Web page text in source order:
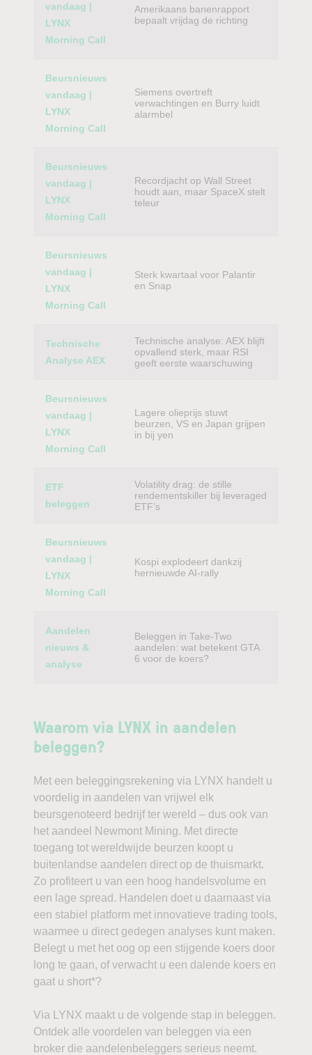
vandaag |
LYNX
Morning Call
Amerikaans banenrapport
bepaalt vrijdag de richting
Beursnieuws
vandaag |
LYNX
Morning Call
Siemens overtreft
verwachtingen en Burry luidt
alarmbel
Beursnieuws
vandaag |
LYNX
Morning Call
Recordjacht op Wall Street
houdt aan, maar SpaceX stelt
teleur
Beursnieuws
vandaag |
LYNX
Morning Call
Sterk kwartaal voor Palantir
en Snap
Technische
Analyse AEX
Technische analyse: AEX blijft
opvallend sterk, maar RSI
geeft eerste waarschuwing
Beursnieuws
vandaag |
LYNX
Morning Call
Lagere olieprijs stuwt
beurzen, VS en Japan grijpen
in bij yen
ETF
beleggen
Volatility drag: de stille
rendementskiller bij leveraged
ETF’s
Beursnieuws
vandaag |
LYNX
Morning Call
Kospi explodeert dankzij
hernieuwde AI-rally
Aandelen
nieuws &
analyse
Beleggen in Take-Two
aandelen: wat betekent GTA
6 voor de koers?
Waarom via LYNX in aandelen
beleggen?
Met een beleggingsrekening via LYNX handelt u
voordelig in aandelen van vrijwel elk
beursgenoteerd bedrijf ter wereld – dus ook van
het aandeel Newmont Mining. Met directe
toegang tot wereldwijde beurzen koopt u
buitenlandse aandelen direct op de thuismarkt.
Zo profiteert u van een hoog handelsvolume en
een lage spread. Handelen doet u daarnaast via
een stabiel platform met innovatieve trading tools,
waarmee u direct gedegen analyses kunt maken.
Belegt u met het oog op een stijgende koers door
long te gaan, of verwacht u een dalende koers en
gaat u short*?
Via LYNX maakt u de volgende stap in beleggen.
Ontdek alle voordelen van beleggen via een
broker die aandelenbeleggers serieus neemt.